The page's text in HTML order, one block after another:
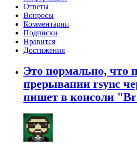
Ответы
Вопросы
Комментарии
Подписки
Нравится
Достижения
Это нормально, что
прерывании rsync
пишет в консоли